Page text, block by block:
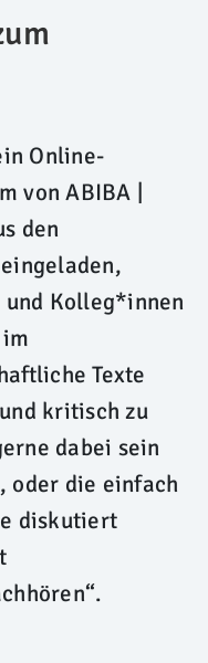
Online-
von ABIBA |
den
und Kolleg*innen
Texte
kritisch zu
dabei sein
oder die einfach
diskutiert